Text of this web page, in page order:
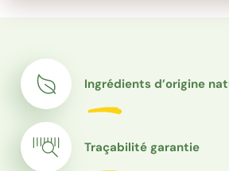
Ingrédients d’origine
Traçabilité garantie